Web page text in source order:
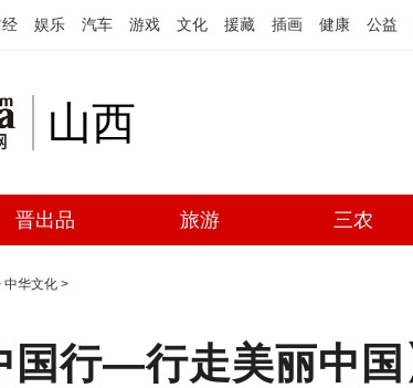
娱乐 汽车 游戏 文化 援藏 插画 健康 公益
山西
晋出品 旅游 三农
中华文化 >
国行—行走美丽中